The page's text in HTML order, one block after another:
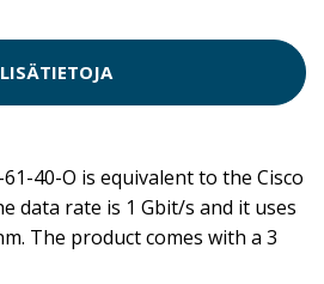
LISÄTIETOJA
40-O is equivalent to the Cisco
data rate is 1 Gbit/s and it uses
The product comes with a 3